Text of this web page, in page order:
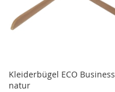
Kleiderbügel ECO Business
natur